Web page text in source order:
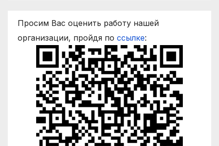
Просим Вас оценить работу нашей
организации, пройдя по ссылке: